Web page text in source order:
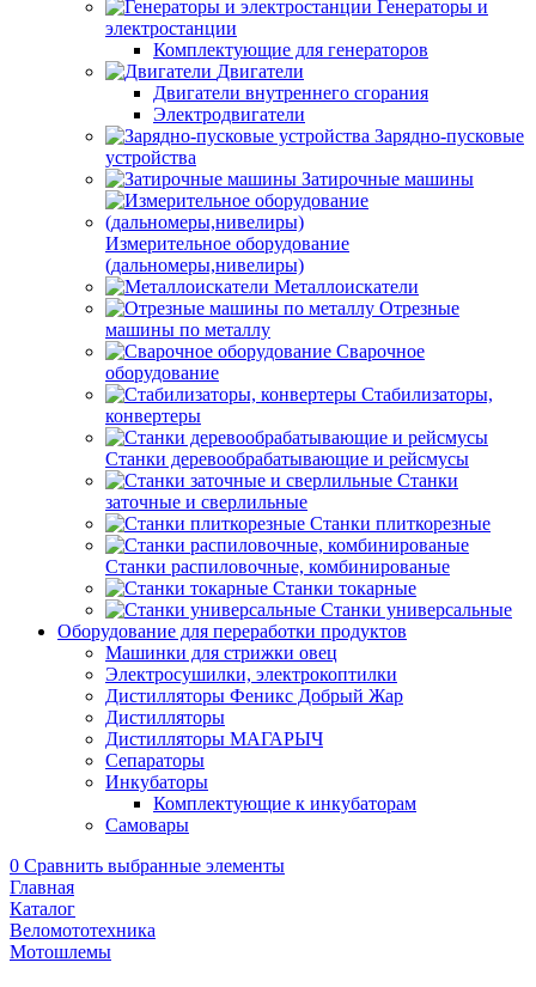
Генераторы и
электростанции
Комплектующие для генераторов
Двигатели
Двигатели внутреннего сгорания
Электродвигатели
Зарядно-пусковые
устройства
Затирочные машины
Измерительное оборудование
(дальномеры,нивелиры)
Металлоискатели
Отрезные
машины по металлу
Сварочное
оборудование
Стабилизаторы,
конвертеры
Станки деревообрабатывающие и рейсмусы
Станки
заточные и сверлильные
Станки плиткорезные
Станки распиловочные, комбинированые
Станки токарные
Станки универсальные
Оборудование для переработки продуктов
Машинки для стрижки овец
Электросушилки, электрокоптилки
Дистилляторы Феникс Добрый Жар
Дистилляторы
Дистилляторы МАГАРЫЧ
Сепараторы
Инкубаторы
Комплектующие к инкубаторам
Самовары
0 Сравнить выбранные элементы
Главная
Каталог
Веломототехника
Мотошлемы